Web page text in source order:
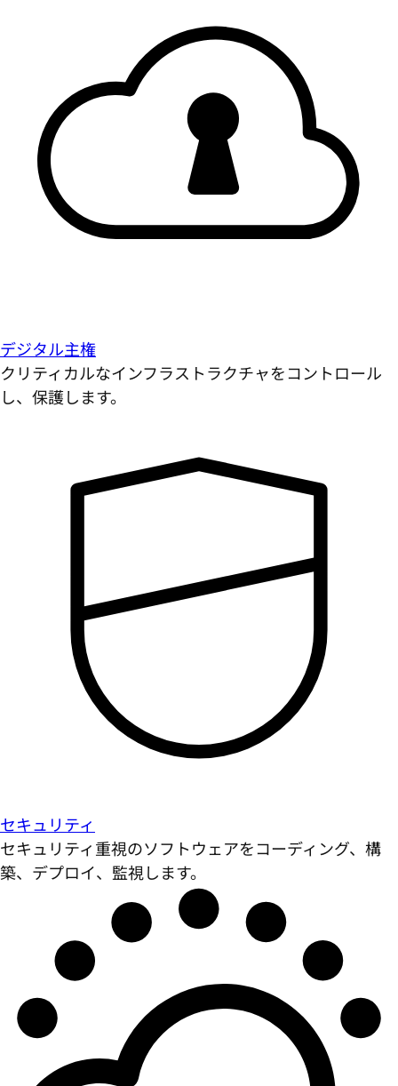
デジタル主権
クリティカルなインフラストラクチャをコントロール
し、保護します。
セキュリティ
セキュリティ重視のソフトウェアをコーディング、構
築、デプロイ、監視します。